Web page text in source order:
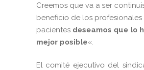
Creemos que va a ser
beneficio de los profesionales
pacientes deseamos que lo
mejor posible«.
El comité ejecutivo del